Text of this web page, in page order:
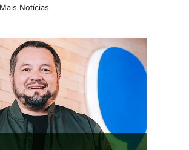
Mais Notícias